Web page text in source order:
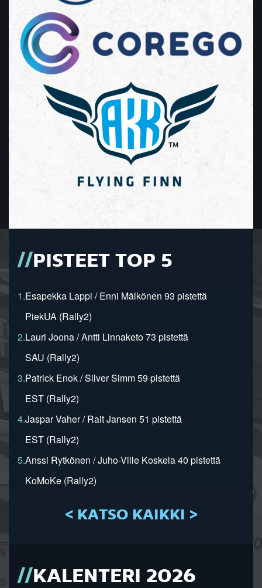
PISTEET TOP 5
1.Esapekka Lappi / Enni Mälkönen 93 pistettä
PiekUA (Rally2)
2.Lauri Joona / Antti Linnaketo 73 pistettä
SAU (Rally2)
3.Patrick Enok / Silver Simm 59 pistettä
EST (Rally2)
4.Jaspar Vaher / Rait Jansen 51 pistettä
EST (Rally2)
5.Anssi Rytkönen / Juho-Ville Koskela 40 pistettä
KoMoKe (Rally2)
< KATSO KAIKKI >
KALENTERI 2026